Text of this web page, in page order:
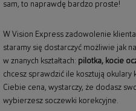
sam, to naprawdę bardzo proste!
W Vision Express zadowolenie
staramy się dostarczyć możliwie jak
w znanych kształtach: pilotka, kocie
chcesz sprawdzić ile kosztują
Ciebie cena, wystarczy, że dodasz
wybierzesz soczewki korekcyjne.